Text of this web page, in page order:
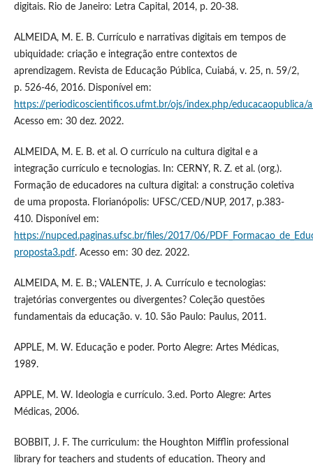
digitais. Rio de Janeiro: Letra Capital, 2014, p. 20-38.
ALMEIDA, M. E. B. Currículo e narrativas digitais em tempos de
ubiquidade: criação e integração entre contextos de
aprendizagem. Revista de Educação Pública, Cuiabá, v. 25, n. 59/2,
p. 526-46, 2016. Disponível em:
https://periodicoscientificos.ufmt.br/ojs/index.php/
Acesso em: 30 dez. 2022.
ALMEIDA, M. E. B. et al. O currículo na cultura digital e a
integração currículo e tecnologias. In: CERNY, R. Z. et al. (org.).
Formação de educadores na cultura digital: a construção coletiva
de uma proposta. Florianópolis: UFSC/CED/NUP, 2017, p.383-
410. Disponível em:
https://nupced.paginas.ufsc.br/files/2017/06/
proposta3.pdf. Acesso em: 30 dez. 2022.
ALMEIDA, M. E. B.; VALENTE, J. A. Currículo e tecnologias:
trajetórias convergentes ou divergentes? Coleção questões
fundamentais da educação. v. 10. São Paulo: Paulus, 2011.
APPLE, M. W. Educação e poder. Porto Alegre: Artes Médicas,
1989.
APPLE, M. W. Ideologia e currículo. 3.ed. Porto Alegre: Artes
Médicas, 2006.
BOBBIT, J. F. The curriculum: the Houghton Mifflin professional
library for teachers and students of education. Theory and